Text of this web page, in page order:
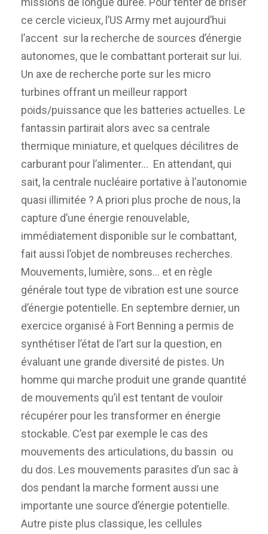
ce cercle vicieux, l’US Army met aujourd’hui
l’accent sur la recherche de sources d’énergie
autonomes, que le combattant porterait sur lui.
Un axe de recherche porte sur les micro
turbines offrant un meilleur rapport
poids/puissance que les batteries actuelles. Le
fantassin partirait alors avec sa centrale
thermique miniature, et quelques décilitres de
carburant pour l’alimenter… En attendant, qui
sait, la centrale nucléaire portative à l’autonomie
quasi illimitée ? A priori plus proche de nous, la
capture d’une énergie renouvelable,
immédiatement disponible sur le combattant,
fait aussi l’objet de nombreuses recherches.
Mouvements, lumière, sons… et en règle
générale tout type de vibration est une source
d’énergie potentielle. En septembre dernier, un
exercice organisé à Fort Benning a permis de
synthétiser l’état de l’art sur la question, en
évaluant une grande diversité de pistes. Un
homme qui marche produit une grande quantité
de mouvements qu’il est tentant de vouloir
récupérer pour les transformer en énergie
stockable. C’est par exemple le cas des
mouvements des articulations, du bassin ou
du dos. Les mouvements parasites d’un sac à
dos pendant la marche forment aussi une
importante une source d’énergie potentielle.
Autre piste plus classique, les cellules